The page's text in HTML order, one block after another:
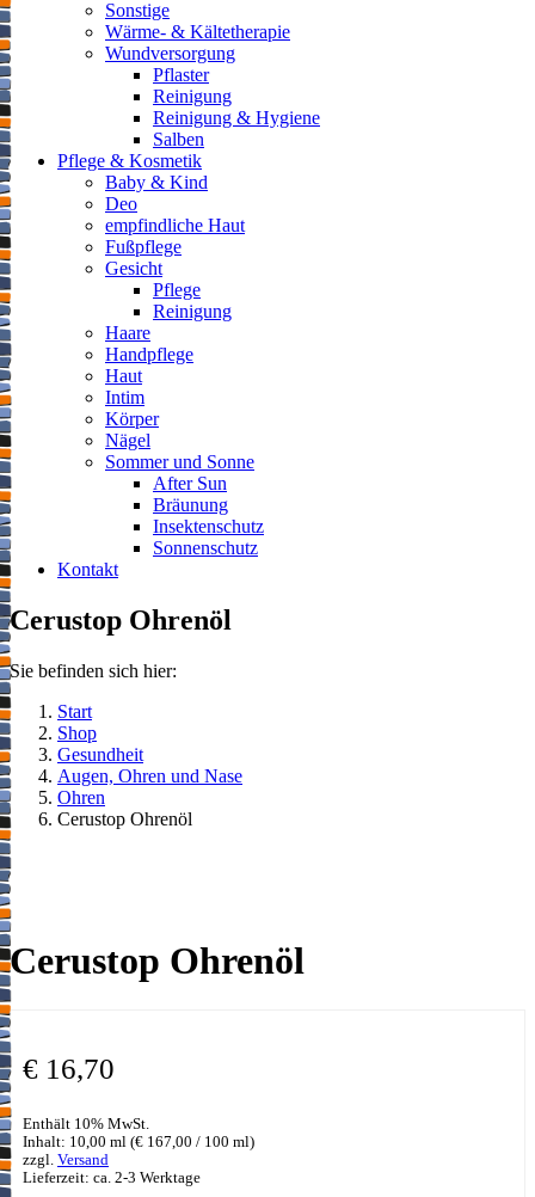
Sonstige
Wärme- & Kältetherapie
Wundversorgung
Pflaster
Reinigung
Reinigung & Hygiene
Salben
Pflege & Kosmetik
Baby & Kind
Deo
empfindliche Haut
Fußpflege
Gesicht
Pflege
Reinigung
Haare
Handpflege
Haut
Intim
Körper
Nägel
Sommer und Sonne
After Sun
Bräunung
Insektenschutz
Sonnenschutz
Kontakt
Cerustop Ohrenöl
Sie befinden sich hier:
Start
Shop
Gesundheit
Augen, Ohren und Nase
Ohren
Cerustop Ohrenöl
Cerustop Ohrenöl
€ 16,70
Enthält 10% MwSt.
Inhalt: 10,00 ml (€ 167,00 / 100 ml)
zzgl. Versand
Lieferzeit: ca. 2-3 Werktage